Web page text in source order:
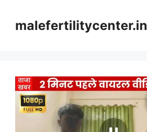
contentmalefertilitycenter.in